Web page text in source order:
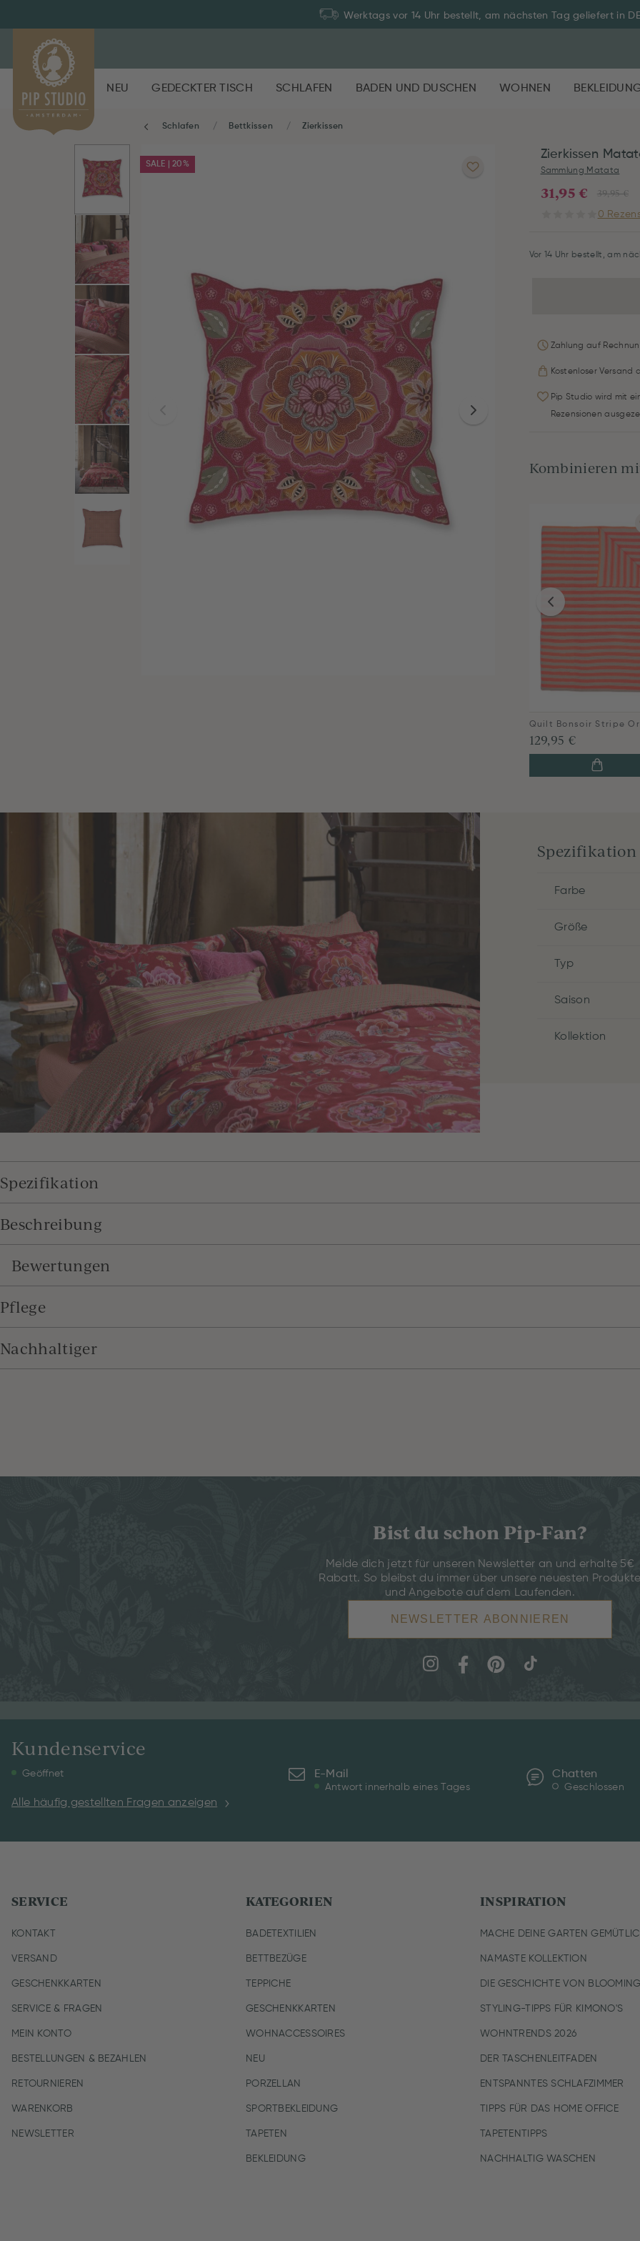
Werktags vor 14 Uhr bestellt, am nächsten Tag geliefert in DE
NEU GEDECKTER TISCH SCHLAFEN BADEN UND DUSCHEN WOHNEN
Schlafen Bettkissen Zierkissen
SALE | 20%
Zierkissen
Sammlung Matata
39,95 €
31,95 €
0
Vor 14 Uhr bestellt, am
Zahlung auf
Kostenloser Versand
Pip Studio wird mit
Rezensionen
Kombinieren
129,95 €
Spezifikation
Farbe
Größe
Typ
Saison
Kollektion
Spezifikation
Beschreibung
Bewertungen
Pflege
Nachhaltiger
Bist du schon Pip-Fan?
Melde dich jetzt für unseren Newsletter an und erhalte 5€
Rabatt. So bleibst du immer über unsere neuesten
und Angebote auf dem Laufenden.
NEWSLETTER ABONNIEREN
Kundenservice
Geöffnet
Alle häufig gestellten Fragen anzeigen
E-Mail
Antwort innerhalb eines Tages
Chatten
Geschlossen
SERVICE
KONTAKT
VERSAND
GESCHENKKARTEN
SERVICE & FRAGEN
MEIN KONTO
BESTELLUNGEN & BEZAHLEN
RETOURNIEREN
WARENKORB
NEWSLETTER
KATEGORIEN
BADETEXTILIEN
BETTBEZÜGE
TEPPICHE
GESCHENKKARTEN
WOHNACCESSOIRES
NEU
PORZELLAN
SPORTBEKLEIDUNG
TAPETEN
BEKLEIDUNG
INSPIRATION
MACHE DEINE GARTEN
NAMASTE KOLLEKTION
DIE GESCHICHTE VON
STYLING-TIPPS FÜR KIMONO'S
WOHNTRENDS 2026
DER TASCHENLEITFADEN
ENTSPANNTES SCHLAFZIMMER
TIPPS FÜR DAS HOME OFFICE
TAPETENTIPPS
NACHHALTIG WASCHEN